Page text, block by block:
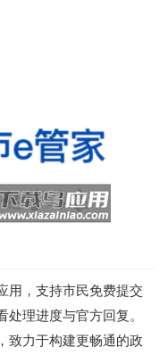
用，支持市民免费提交
理进度与官方回复。
致力于构建更畅通的政